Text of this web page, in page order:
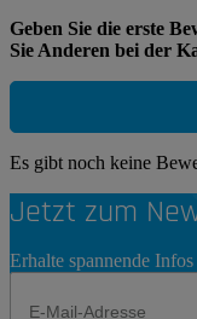
Geben Sie die erste
Sie Anderen bei der
Es gibt noch keine
Jetzt zum
Erhalte spannende